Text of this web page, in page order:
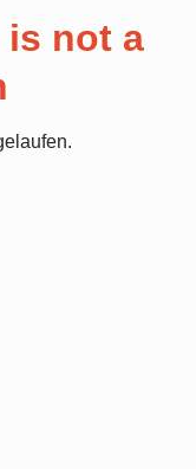
is not a